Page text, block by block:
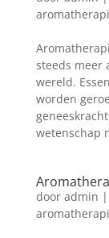
steeds meer
wereld.
worden
wetenschap
door admin |